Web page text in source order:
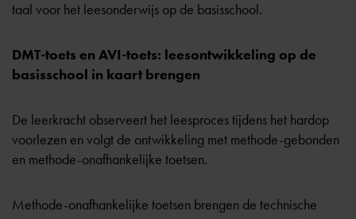
taal voor het leesonderwijs op de basisschool.
DMT-toets en AVI-toets: leesontwikkeling op de
basisschool in kaart brengen
De leerkracht observeert het leesproces tijdens het hardop
voorlezen en volgt de ontwikkeling met methode-gebonden
en methode-onafhankelijke toetsen.
Methode-onafhankelijke toetsen brengen de technische